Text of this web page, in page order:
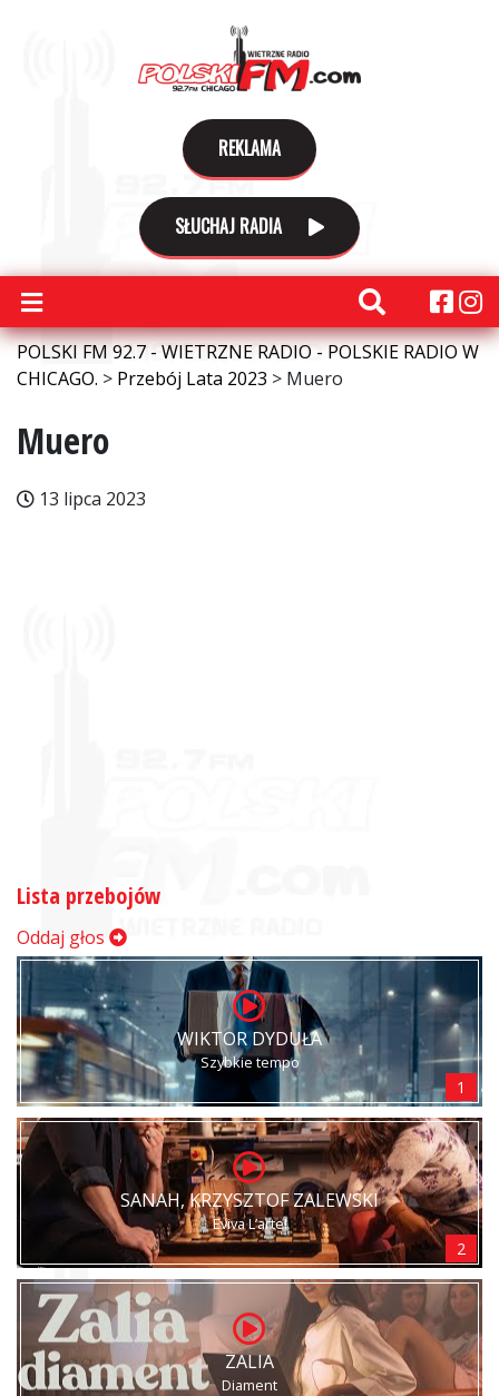
REKLAMA
SŁUCHAJ RADIA
POLSKI FM 92.7 - WIETRZNE RADIO - POLSKIE RADIO W
CHICAGO. > Przebój Lata 2023 > Muero
Muero
13 lipca 2023
Lista przebojów
Oddaj głos
WIKTOR DYDUŁA
Szybkie tempo
1
SANAH, KRZYSZTOF ZALEWSKI
Eviva L’arte!
2
ZALIA
Diament